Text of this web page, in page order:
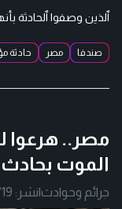
ٱلذين وصفوا ٱلحادثة
صندفا مصر حادثة
مصر.. هرعوا
الموت
جرائم وحوادث|نشر: